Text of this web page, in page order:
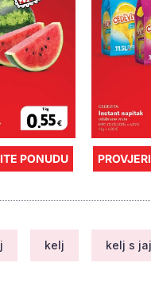
PONUDU
kelj kelj s